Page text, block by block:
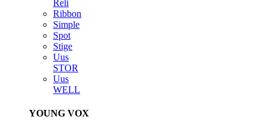
Reli
Ribbon
Simple
Spot
Stige
Uus
STOR
Uus
WELL
YOUNG VOX